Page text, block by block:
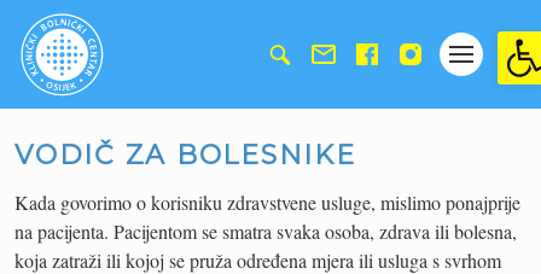
VODIČ ZA BOLESNIKE
Kada govorimo o korisniku zdravstvene usluge, mislimo ponajprije
na pacijenta. Pacijentom se smatra svaka osoba, zdrava ili bolesna,
koja zatraži ili kojoj se pruža određena mjera ili usluga s svrhom